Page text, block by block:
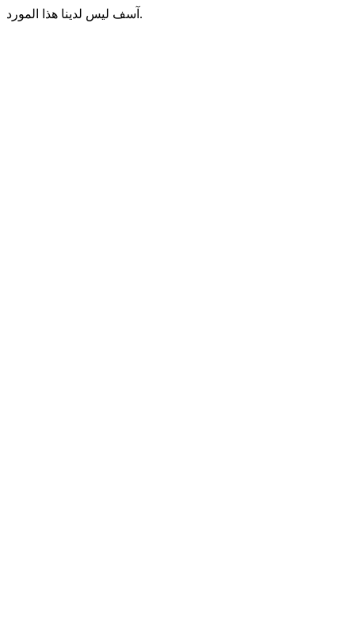
آسف ليس لدينا هذا المورد.